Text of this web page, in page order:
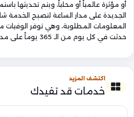
أو مؤثرة عالمياً أو محلياً، ويتم تحديثها
الجديدة على مدار الساعة لتصبح الخدمة
المعلومات المطلوبة، وهي توفر الوفيات
حدثت في كل يوم من الـ 365 يوماً على مدار التاريخ.
اكتشف المزيد
خدمات قد تفيدك